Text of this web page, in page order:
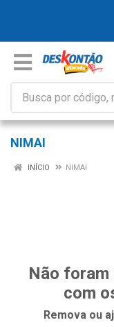
NIMAI
INÍCIO NIMAI
Não
com
Remova ou